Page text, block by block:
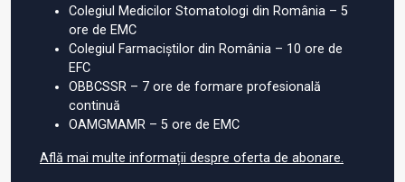
Colegiul Medicilor Stomatologi din România – 5
ore de EMC
Colegiul Farmaciștilor din România – 10 ore de
EFC
OBBCSSR – 7 ore de formare profesională
continuă
OAMGMAMR – 5 ore de EMC
Află mai multe informații despre oferta de abonare.